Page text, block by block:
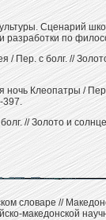
Сценарий
разработки по
/ Пер. с болг. //
Клеопатры /
397.
// Золото и
словаре //
македонской